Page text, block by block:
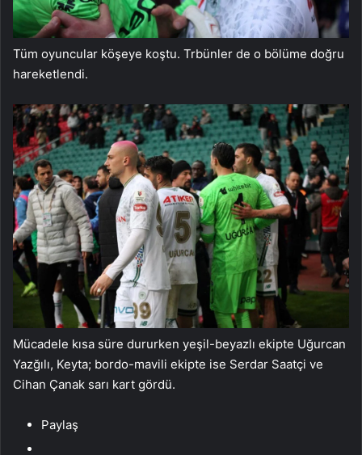
Tüm oyuncular köşeye koştu. Trbünler de o bölüme doğru
hareketlendi.
Mücadele kısa süre dururken yeşil-beyazlı ekipte Uğurcan
Yazğılı, Keyta; bordo-mavili ekipte ise Serdar Saatçi ve
Cihan Çanak sarı kart gördü.
Paylaş